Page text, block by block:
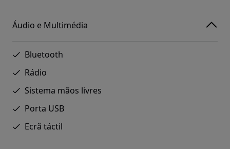
Áudio e Multimédia
Bluetooth
Rádio
Sistema mãos livres
Porta USB
Ecrã táctil